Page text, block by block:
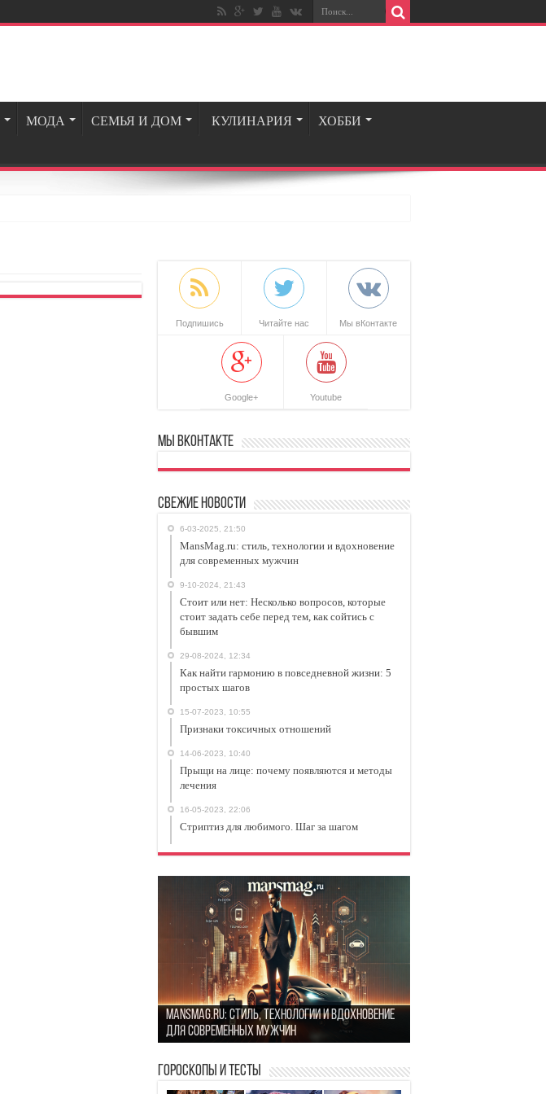
МОДА СЕМЬЯ И ДОМ КУЛИНАРИЯ ХОББИ
Подпишись Читайте нас Мы вКонтакте
Google+ Youtube
Мы ВКонтакте
Свежие новости
6-03-2025, 21:50
MansMag.ru: стиль, технологии и вдохновение
для современных мужчин
9-10-2024, 21:43
Стоит или нет: Несколько вопросов, которые
стоит задать себе перед тем, как сойтись с
бывшим
29-08-2024, 12:34
Как найти гармонию в повседневной жизни: 5
простых шагов
15-07-2023, 10:55
Признаки токсичных отношений
14-06-2023, 10:40
Прыщи на лице: почему появляются и методы
лечения
16-05-2023, 22:06
Стриптиз для любимого. Шаг за шагом
MansMag.ru: стиль, технологии и вдохновение
для современных мужчин
Стоит или нет: Несколько вопросов, которые
стоит задать себе перед тем, как сойтись с
бывшим
Как найти гармонию в повседневной жизни: 5
простых шагов
Признаки токсичных отношений
Гороскопы и Тесты